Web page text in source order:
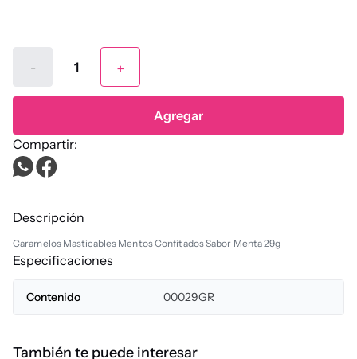
- +
Agregar
Descripción
Caramelos Masticables Mentos Confitados Sabor Menta 29g
Especificaciones
Contenido 00029GR
También te puede interesar